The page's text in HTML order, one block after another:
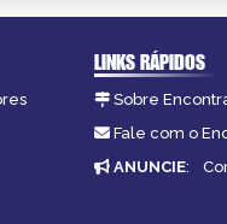
LINKS RÁPIDOS
Sobre
Fale com o
ANUNCIE: